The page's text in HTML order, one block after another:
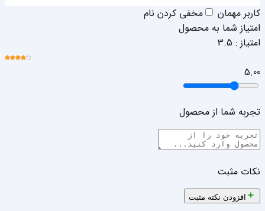
کاربر مهمان
مخفی کردن نام
امتیاز شما به محصول
امتیاز : 3.5
5.00
تجربه شما از محصول
نکات مثبت
افزودن نکته مثبت